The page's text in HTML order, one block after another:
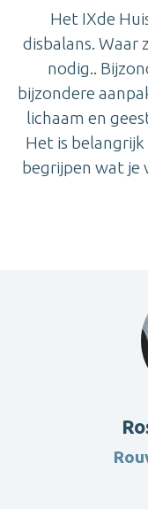
Het IXde
disbalans. Waar
nodig..
bijzondere
lichaam en
Het is
begrijpen wat je